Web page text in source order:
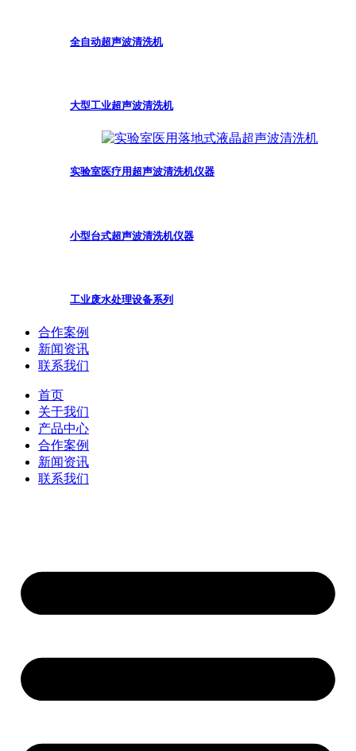
全自动超声波清洗机
大型工业超声波清洗机
实验室医疗用超声波清洗机仪器
小型台式超声波清洗机仪器
工业废水处理设备系列
合作案例
新闻资讯
联系我们
首页
关于我们
产品中心
合作案例
新闻资讯
联系我们